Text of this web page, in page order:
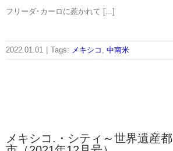
フリーダ･カーロに惹かれて [...]
2022.01.01 Tags: メキシコ , 中南米
メキシコ.・シティ～世界遺産都